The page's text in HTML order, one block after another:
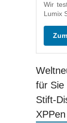
Wir
Lumix
für Sie
Stift-
XPPen